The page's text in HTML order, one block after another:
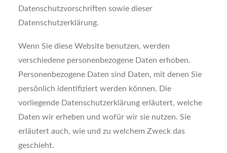
Datenschutzvorschriften sowie dieser
Datenschutzerklärung.
Wenn Sie diese Website benutzen, werden
verschiedene personenbezogene Daten erhoben.
Personenbezogene Daten sind Daten, mit denen Sie
persönlich identifiziert werden können. Die
vorliegende Datenschutzerklärung erläutert, welche
Daten wir erheben und wofür wir sie nutzen. Sie
erläutert auch, wie und zu welchem Zweck das
geschieht.